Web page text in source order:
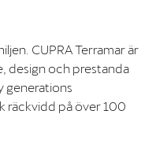
CUPRA Terramar är
design och prestanda
generations
räckvidd på över 100